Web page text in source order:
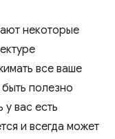
некоторые
все ваше
полезно
у вас есть
и всегда может